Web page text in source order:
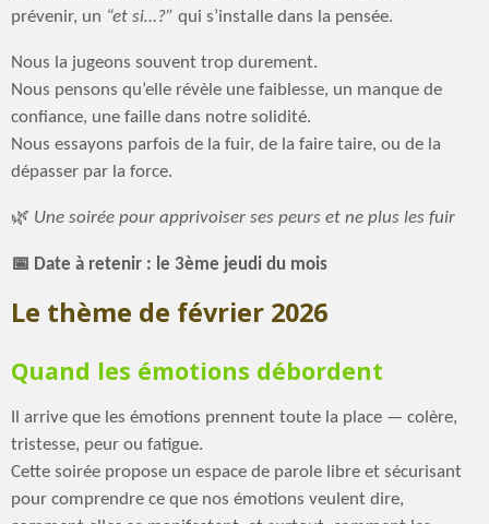
prévenir, un “et si…?” qui s’installe dans la pensée.
Nous la jugeons souvent trop durement.
Nous pensons qu’elle révèle une faiblesse, un manque de
confiance, une faille dans notre solidité.
Nous essayons parfois de la fuir, de la faire taire, ou de la
dépasser par la force.
🌿 Une soirée pour apprivoiser ses peurs et ne plus les fuir
📅 Date à retenir : le 3ème jeudi du mois
Le thème de février 2026
Quand les émotions débordent
Il arrive que les émotions prennent toute la place — colère,
tristesse, peur ou fatigue.
Cette soirée propose un espace de parole libre et sécurisant
pour comprendre ce que nos émotions veulent dire,